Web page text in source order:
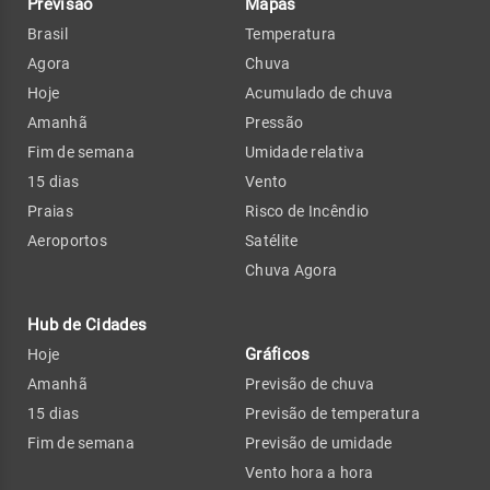
Previsão
Brasil
Agora
Hoje
Amanhã
Fim de semana
15 dias
Praias
Aeroportos
Hub de Cidades
Hoje
Amanhã
15 dias
Fim de semana
Mapas
Temperatura
Chuva
Acumulado de chuva
Pressão
Umidade relativa
Vento
Risco de Incêndio
Satélite
Chuva Agora
Gráficos
Previsão de chuva
Previsão de temperatura
Previsão de umidade
Vento hora a hora